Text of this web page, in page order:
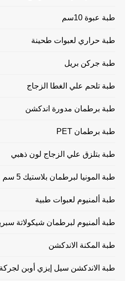
طبة عبوة 10سم
طبة حراري لعبوات طحينة
طبة جركن بريل
طبة تلحم علي الغطا الزجاج
طبة برطمان مدورة اندكشن
طبة برطمان PET
طبة بتلزق علي الزجاج لون ذهبي
طبة المونيا لبرطمان بلاستيك 5 سم
طبة ألمنيوم لعبوات طبية
طبة ألمنيوم لبرطمان شيكولاتة
طبة المكنة الاندكشن
طبة الاندكشن سيل إيزي أوبن